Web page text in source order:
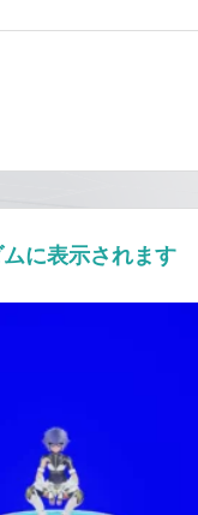
に表示されます